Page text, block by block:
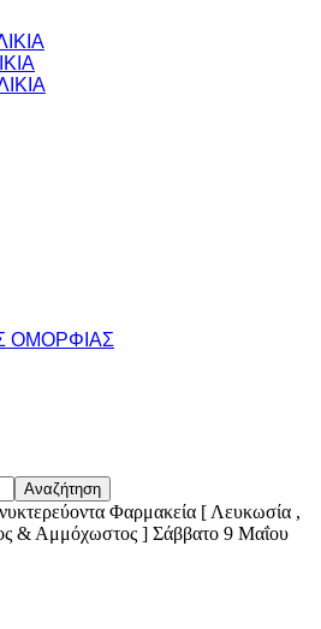
ΟΜΟΡΦΙΑΣ
Φαρμακεία [ Λευκωσία ,
& Αμμόχωστος ] Σάββατο 9 Μαΐου